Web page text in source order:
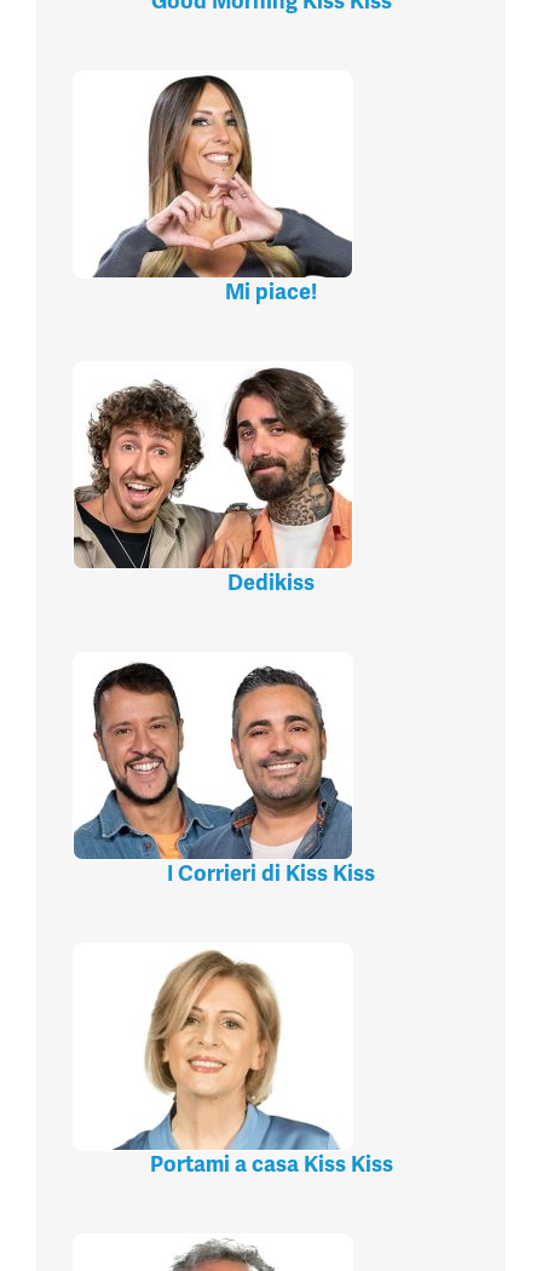
Mi piace!
Dedikiss
I Corrieri di Kiss Kiss
Portami a casa Kiss Kiss